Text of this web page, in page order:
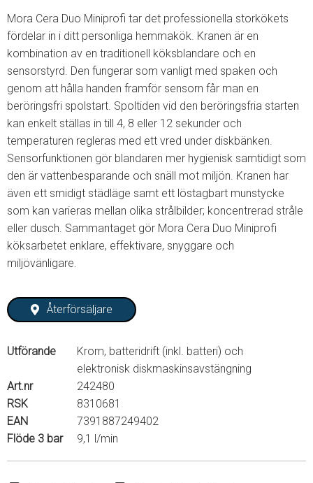
Mora Cera Duo Miniprofi tar det professionella storkökets
fördelar in i ditt personliga hemmakök. Kranen är en
kombination av en traditionell köksblandare och en
sensorstyrd. Den fungerar som vanligt med spaken och
genom att hålla handen framför sensorn får man en
beröringsfri spolstart. Spoltiden vid den beröringsfria starten
kan enkelt ställas in till 4, 8 eller 12 sekunder och
temperaturen regleras med ett vred under diskbänken.
Sensorfunktionen gör blandaren mer hygienisk samtidigt som
den är vattenbesparande och snäll mot miljön. Kranen har
även ett smidigt städläge samt ett löstagbart munstycke
som kan varieras mellan olika strålbilder; koncentrerad stråle
eller dusch. Sammantaget gör Mora Cera Duo Miniprofi
köksarbetet enklare, effektivare, snyggare och
miljövänligare.
Återförsäljare
Utförande
Krom, batteridrift (inkl. batteri) och
elektronisk diskmaskinsavstängning
Art.nr
242480
RSK
8310681
EAN
7391887249402
Flöde 3 bar
9,1 l/min